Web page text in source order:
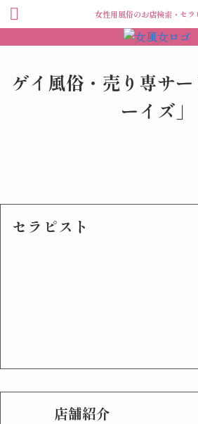
女性用風俗のお店検索・セラ
ゲイ風俗・売り専サ
ーイズ」
セラピスト
店舗紹介